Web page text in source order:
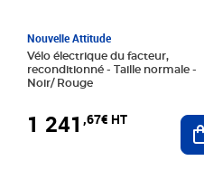
Nouvelle Attitude
Vélo électrique du facteur,
reconditionné - Taille normale -
Noir/ Rouge
1 241 ,67€ HT